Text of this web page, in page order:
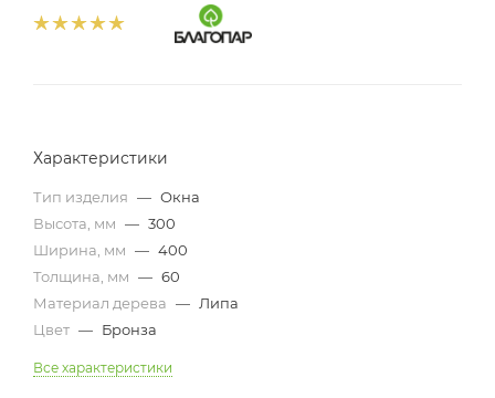
Характеристики
Тип изделия — Окна
Высота, мм — 300
Ширина, мм — 400
Толщина, мм — 60
Материал дерева — Липа
Цвет — Бронза
Все характеристики